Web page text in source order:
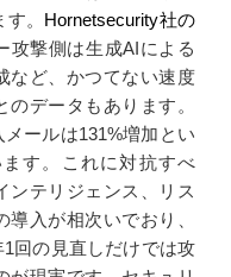
。 Hornetsecurity社の
攻撃側は生成AIによる
など、かつてない速度
データもあります。
ールは131%増加とい
す。これに対抗すべ
ンテリジェンス、リス
入が相次いでおり、
回の見直しだけでは攻